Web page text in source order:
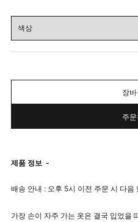
장
주
제품 정보 -
배송 안내 : 오후 5시 이전 주문 시 다음
가장 손이 자주 가는 옷은 결국 입었을